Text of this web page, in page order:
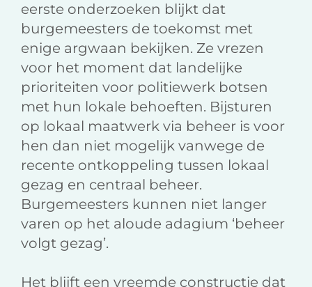
eerste onderzoeken blijkt dat
burgemeesters de toekomst met
enige argwaan bekijken. Ze vrezen
voor het moment dat landelijke
prioriteiten voor politiewerk botsen
met hun lokale behoeften. Bijsturen
op lokaal maatwerk via beheer is voor
hen dan niet mogelijk vanwege de
recente ontkoppeling tussen lokaal
gezag en centraal beheer.
Burgemeesters kunnen niet langer
varen op het aloude adagium ‘beheer
volgt gezag’.
Het blijft een vreemde constructie dat